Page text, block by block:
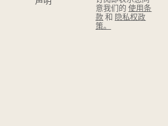
意我们的使用条
款和 隐私权政
策。